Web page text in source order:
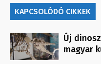
KAPCSOLÓDÓ CIKKEK
Új
magyar